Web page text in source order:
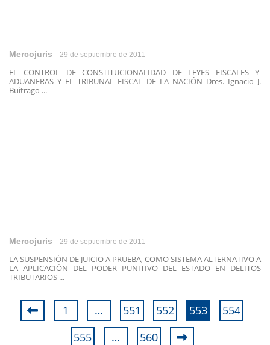
Mercojuris 29 de septiembre de 2011
EL CONTROL DE CONSTITUCIONALIDAD DE LEYES FISCALES Y
ADUANERAS Y EL TRIBUNAL FISCAL DE LA NACIÓN Dres. Ignacio J.
Buitrago ...
Mercojuris 29 de septiembre de 2011
LA SUSPENSIÓN DE JUICIO A PRUEBA, COMO SISTEMA ALTERNATIVO A
LA APLICACIÓN DEL PODER PUNITIVO DEL ESTADO EN DELITOS
TRIBUTARIOS ...
1 … 551 552 553
554
555
… 560